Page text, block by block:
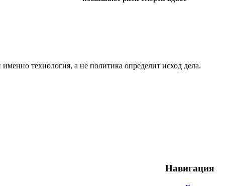
технология, а не политика определит исход дела.
Навигация